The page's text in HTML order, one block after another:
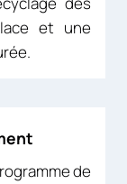
et une
de